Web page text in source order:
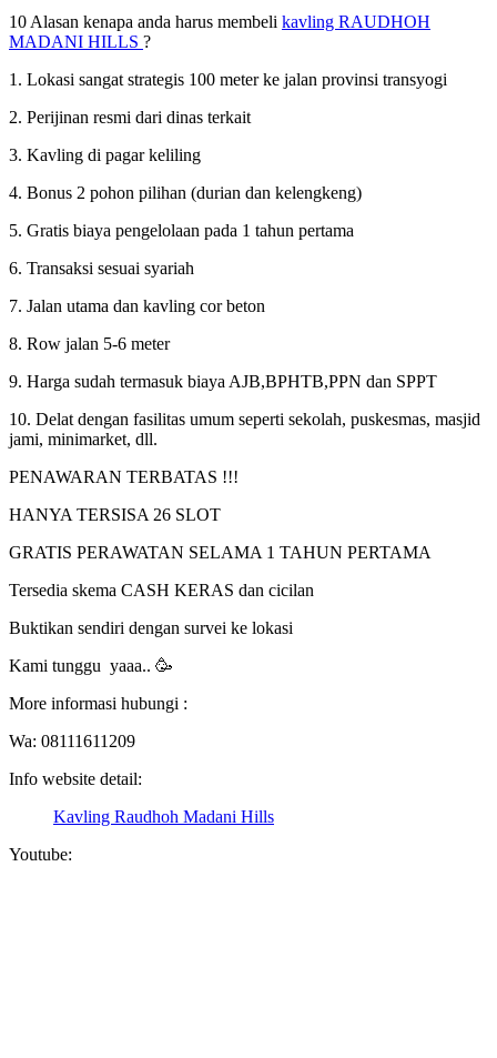
10 Alasan kenapa anda harus membeli kavling RAUDHOH
MADANI HILLS ?
1. Lokasi sangat strategis 100 meter ke jalan provinsi transyogi
2. Perijinan resmi dari dinas terkait
3. Kavling di pagar keliling
4. Bonus 2 pohon pilihan (durian dan kelengkeng)
5. Gratis biaya pengelolaan pada 1 tahun pertama
6. Transaksi sesuai syariah
7. Jalan utama dan kavling cor beton
8. Row jalan 5-6 meter
9. Harga sudah termasuk biaya AJB,BPHTB,PPN dan SPPT
10. Delat dengan fasilitas umum seperti sekolah, puskesmas, masjid
jami, minimarket, dll.
PENAWARAN TERBATAS !!!
HANYA TERSISA 26 SLOT
GRATIS PERAWATAN SELAMA 1 TAHUN PERTAMA
Tersedia skema CASH KERAS dan cicilan
Buktikan sendiri dengan survei ke lokasi
Kami tunggu yaaa.. 🥳
More informasi hubungi :
Wa: 08111611209
Info website detail:
Kavling Raudhoh Madani Hills
Youtube: